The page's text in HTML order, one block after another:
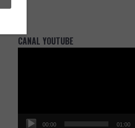
CANAL YOUTUBE
00:00 01:00